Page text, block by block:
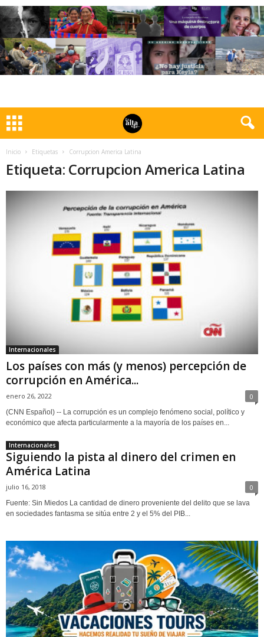
Inicio Etiquetas Corrupcion America Latina
Etiqueta: Corrupcion America Latina
Internacionales
Los países con más (y menos) percepción de
corrupción en América...
enero 26, 2022 0
(CNN Español) -- La corrupción es un complejo fenómeno social, político y
económico que afecta particularmente a la mayoría de los países en...
Internacionales
Siguiendo la pista al dinero del crimen en
América Latina
julio 16, 2018 0
Fuente: Sin Miedos La cantidad de dinero proveniente del delito que se lava
en sociedades fantasma se sitúa entre 2 y el 5% del PIB...